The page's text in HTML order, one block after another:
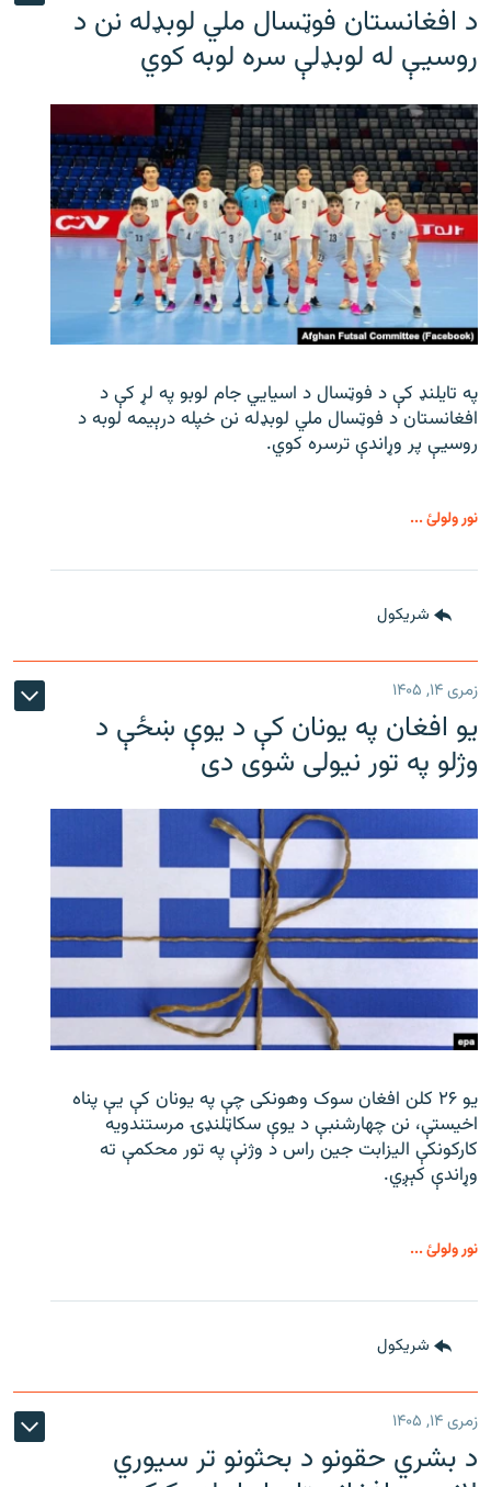
د افغانستان فوټسال ملي لوبډله نن د
روسیې له لوبډلې سره لوبه کوي
په تایلنډ کې د فوټسال د اسیایي جام لوبو په لړ کې د
افغانستان د فوټسال ملي لوبډله نن خپله درېیمه لوبه د
روسیې پر وړاندې ترسره کوي.
نور ولولئ ...
شريکول
زمری ۱۴, ۱۴۰۵
یو افغان په یونان کې د یوې ښځې د
وژلو په تور نیولی شوی دی
یو ۲۶ کلن افغان سوک‌ وهونکی چې په یونان کې یې پناه
اخیستې، نن چهارشنبې د یوې سکاټلنډۍ مرستندویه
کارکونکې الیزابت جین راس د وژنې په تور محکمې ته
وړاندې کېږي.
نور ولولئ ...
شريکول
زمری ۱۴, ۱۴۰۵
د بشري حقونو د بحثونو تر سیوري